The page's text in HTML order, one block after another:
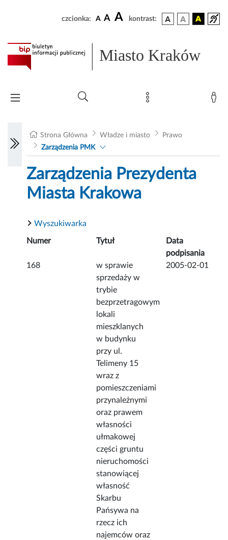
czcionka: A A A kontrast:
Miasto Kraków
Strona Główna Władze i miasto
Prawo
Zarządzenia PMK
Zarządzenia Prezydenta
Miasta Krakowa
Wyszukiwarka
Numer Tytuł
Data
podpisania
168
w sprawie
sprzedaży w
trybie
bezprzetragowym
lokali
mieszklanych
w budynku
przy ul.
Telimeny 15
wraz z
pomieszczeniami
przynależnymi
oraz prawem
własności
ułmakowej
części gruntu
nieruchomości
stanowiącej
własność
Skarbu
Pańsywa na
rzecz ich
najemców oraz
2005-02-01